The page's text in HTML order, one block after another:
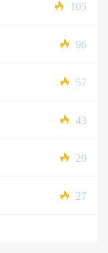
105
96
57
43
29
27